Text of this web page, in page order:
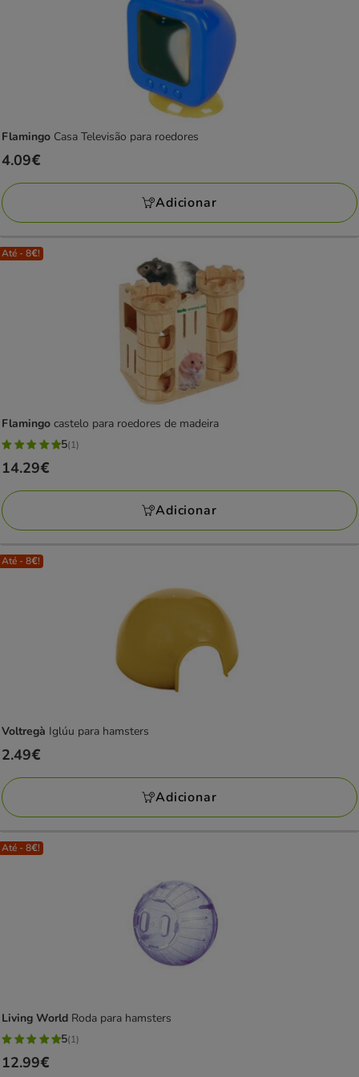
Flamingo Casa Televisão para roedores
Preço
4.09€
4.09€
Adicionar
Até - 8€!
Flamingo castelo para roedores de madeira
5
estrelas
com
1
avaliações
5(1)
Preço
14.29€
14.29€
Adicionar
Até - 8€!
Voltregà Iglúu para hamsters
Preço
2.49€
2.49€
Adicionar
Até - 8€!
Living World Roda para hamsters
5
estrelas
5(1)
Preço
12.99€